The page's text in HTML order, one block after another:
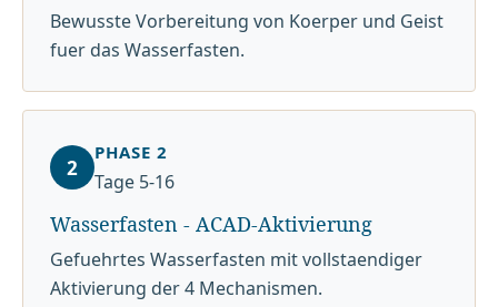
Bewusste Vorbereitung von Koerper und Geist
fuer das Wasserfasten.
2
PHASE 2
Tage 5-16
Wasserfasten - ACAD-Aktivierung
Gefuehrtes Wasserfasten mit vollstaendiger
Aktivierung der 4 Mechanismen.